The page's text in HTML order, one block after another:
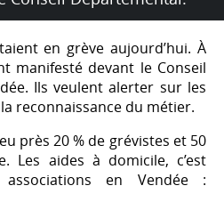
en grève aujourd’hui. À
manifesté devant le Conseil
Ils veulent alerter sur les
reconnaissance du métier.
près 20 % de grévistes et 50
Les aides à domicile, c’est
associations en Vendée :